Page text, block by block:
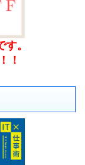
。
！